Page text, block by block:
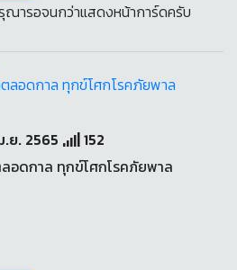
ารอจนกว่าแสดงหน้าการ์ดครับ
.ย. 2565
152
ลอดกาล ทุกข์โศกโรคภัยพาล